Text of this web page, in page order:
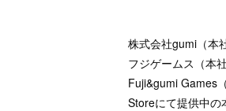
株式会社gumi（本
フジゲームス（本
Fuji&gumi Games
Storeにて提供中の